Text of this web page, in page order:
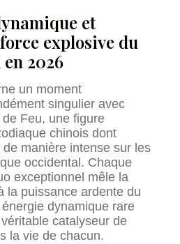
et
explosive du
en 2026
un moment
singulier avec
de Feu, une figure
chinois dont
de manière intense sur les
occidental. Chaque
exceptionnel mêle la
la puissance ardente du
dynamique rare
catalyseur de
la vie de chacun.